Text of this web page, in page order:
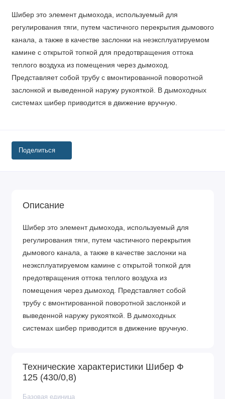
Шибер это элемент дымохода, используемый для
регулирования тяги, путем частичного перекрытия дымового
канала, а также в качестве заслонки на неэксплуатируемом
камине с открытой топкой для предотвращения оттока
теплого воздуха из помещения через дымоход.
Представляет собой трубу с вмонтированной поворотной
заслонкой и выведенной наружу рукояткой. В дымоходных
системах шибер приводится в движение вручную.
Поделиться
Описание
Шибер это элемент дымохода, используемый для
регулирования тяги, путем частичного перекрытия
дымового канала, а также в качестве заслонки на
неэксплуатируемом камине с открытой топкой для
предотвращения оттока теплого воздуха из
помещения через дымоход. Представляет собой
трубу с вмонтированной поворотной заслонкой и
выведенной наружу рукояткой. В дымоходных
системах шибер приводится в движение вручную.
Технические характеристики Шибер Ф
125 (430/0,8)
Базовая единица